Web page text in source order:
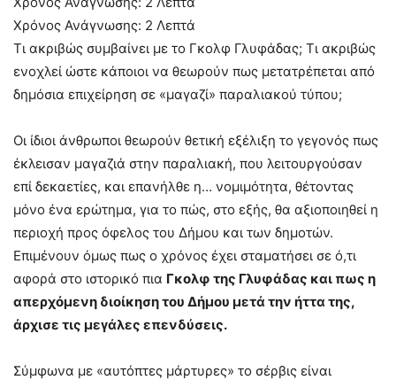
Χρόνος Ανάγνωσης: 2 Λεπτά
Τι ακριβώς συμβαίνει με το Γκολφ Γλυφάδας; Τι ακριβώς
ενοχλεί ώστε κάποιοι να θεωρούν πως μετατρέπεται από
δημόσια επιχείρηση σε «μαγαζί» παραλιακού τύπου;
Οι ίδιοι άνθρωποι θεωρούν θετική εξέλιξη το γεγονός πως
έκλεισαν μαγαζιά στην παραλιακή, που λειτουργούσαν
επί δεκαετίες, και επανήλθε η… νομιμότητα, θέτοντας
μόνο ένα ερώτημα, για το πώς, στο εξής, θα αξιοποιηθεί η
περιοχή προς όφελος του Δήμου και των δημοτών.
Επιμένουν όμως πως ο χρόνος έχει σταματήσει σε ό,τι
αφορά στο ιστορικό πια Γκολφ της Γλυφάδας και πως η
απερχόμενη διοίκηση του Δήμου μετά την ήττα της,
άρχισε τις μεγάλες επενδύσεις.
Σύμφωνα με «αυτόπτες μάρτυρες» το σέρβις είναι